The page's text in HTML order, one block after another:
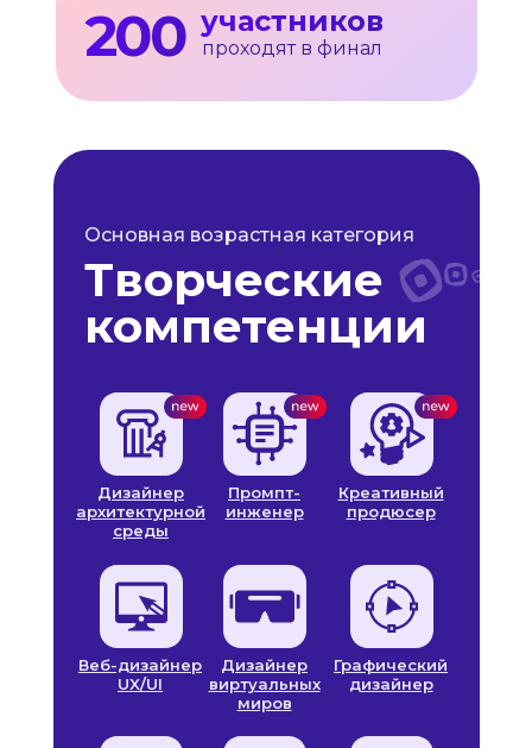
200 участников
проходят в финал
Основная возрастная категория
Творческие
компетенции
Дизайнер
архитектурной
среды
Промпт-
инженер
Креативный
продюсер
Веб-дизайнер
UX/UI
Графический
дизайнер
Дизайнер
виртуальных
миров